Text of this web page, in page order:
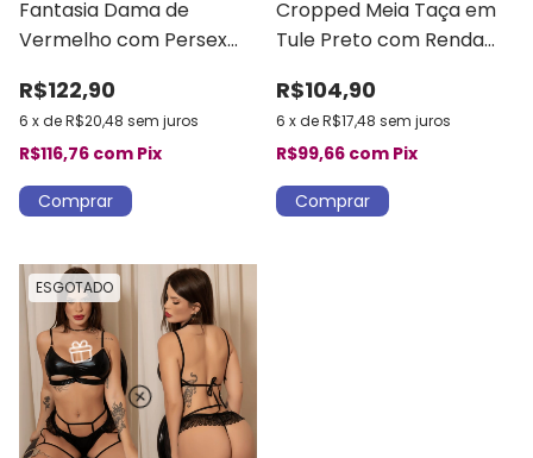
Fantasia Dama de
Vermelho com Persex
R$122,90
6 xdeR$20,48 sem juros
R$116,76 com Pix
Comprar
Cropped Meia Taça em
Tule Preto com Renda
Sainha
R$104,90
6 xdeR$17,48 sem juros
R$99,66 com Pix
Comprar
ESGOTADO